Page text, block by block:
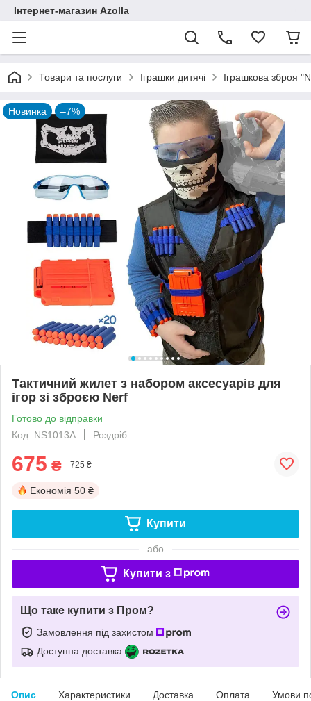
Інтернет-магазин Azolla
Товари та послуги Іграшки дитячі Іграшкова зброя
Новинка –7%
Тактичний жилет з набором аксесуарів для
ігор зі зброєю Nerf
Готово до відправки
Код: NS1013A
Роздріб
675 ₴ 725 ₴
Економія 50 ₴
Купити
або
Купити з
Що таке купити з Пром?
Замовлення під захистом
Доступна доставка
Опис Характеристики Доставка Оплата Умови